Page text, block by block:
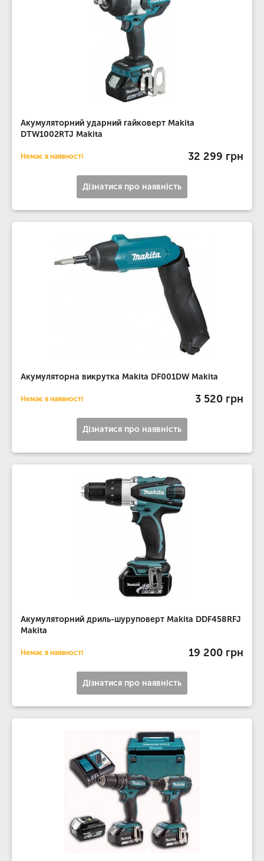
Акумуляторний ударний гайковерт Makita
DTW1002RTJ Makita
Немає в наявності 32 299 грн
Дізнатися про наявність
Акумуляторна викрутка Makita DF001DW Makita
Немає в наявності 3 520 грн
Дізнатися про наявність
Акумуляторний дриль-шуруповерт Makita DDF458RFJ
Makita
Немає в наявності 19 200 грн
Дізнатися про наявність